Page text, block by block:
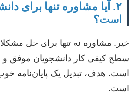
۲. آیا مشاوره تنها برای
است؟
خیر. مشاوره نه تنها برای حل
سطح کیفی کار دانشجویان موفق و
است. هدف، تبدیل یک پایان‌نامه
است.